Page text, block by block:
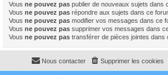
Vous ne pouvez pas publier de nouveaux sujets dans
Vous ne pouvez pas répondre aux sujets dans ce
Vous ne pouvez pas modifier vos messages dans ce
Vous ne pouvez pas supprimer vos messages dans
Vous ne pouvez pas transférer de pièces jointes dans
Supprimer les cookies
Nous contacter